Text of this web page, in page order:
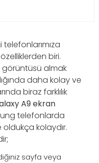
biri.
almak
daha kolay ve
biraz farklılık
A9 ekran
telefonlarda
kolaydır.
sayfa veya